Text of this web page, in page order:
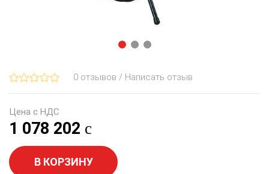
0 отзывов / Написать отзыв
Цена с НДС
1 078 202
В КОРЗИНУ